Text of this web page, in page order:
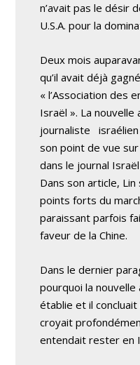
n’avait pas le désir
U.S.A. pour la
Deux mois
qu’il avait déjà
« l’Association des
Israël ». La nouvelle
journaliste
son point de vue
dans le journal
Dans son article,
points forts du
paraissant parfois
faveur de la Chine.
Dans le dernier
pourquoi la
établie et il
croyait
entendait rester en